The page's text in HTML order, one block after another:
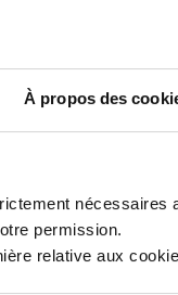
À propos des
nécessaires
permission.
relative aux